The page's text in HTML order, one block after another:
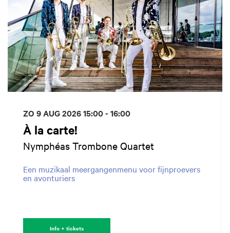
À la carte!
Nymphéas Trombone Quartet
Een muzikaal meergangenmenu voor fijnproevers
en avonturiers
ZO 9 AUG 202615:00 - 16:00
Info + tickets